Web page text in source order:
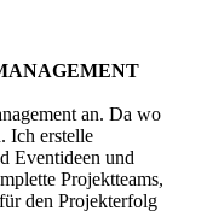
an. Da wo
Ich erstelle
Eventideen und
Projektteams,
den Projekterfolg